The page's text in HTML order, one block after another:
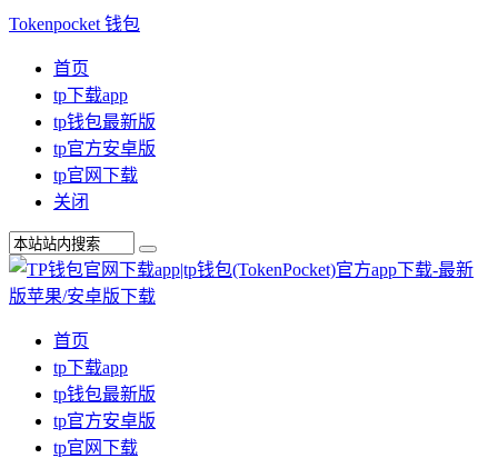
Tokenpocket 钱包
首页
tp下载app
tp钱包最新版
tp官方安卓版
tp官网下载
关闭
首页
tp下载app
tp钱包最新版
tp官方安卓版
tp官网下载